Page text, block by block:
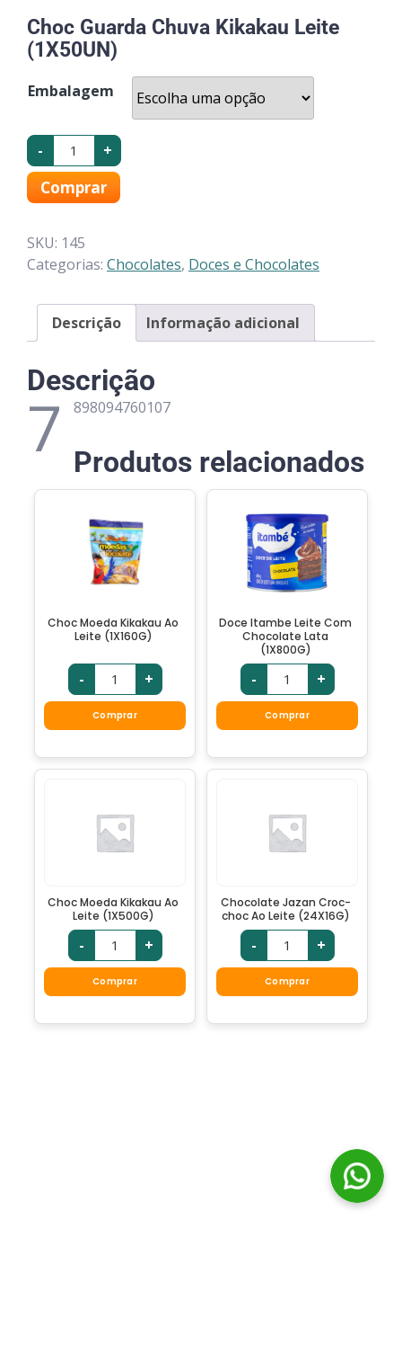
Choc Guarda Chuva Kikakau Leite
(1X50UN)
Embalagem
- +
Comprar
SKU: 145
Categorias: Chocolates, Doces e Chocolates
Descrição Informação adicional
Descrição
7 898094760107
Produtos relacionados
Choc Moeda Kikakau Ao
Leite (1X160G)
- +
Comprar
Doce Itambe Leite Com
Chocolate Lata
(1X800G)
- +
Comprar
Choc Moeda Kikakau Ao
Leite (1X500G)
- +
Comprar
Chocolate Jazan Croc-
choc Ao Leite (24X16G)
- +
Comprar